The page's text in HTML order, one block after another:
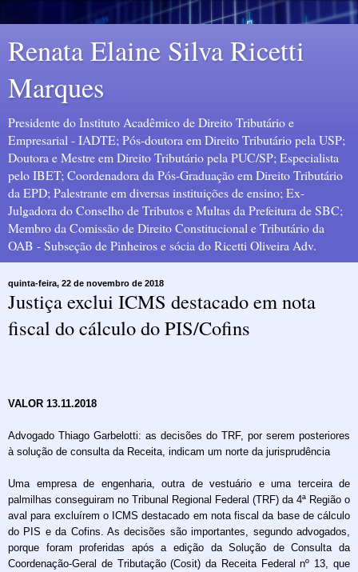
Renata Elaine Silva Ricetti
Marques
Presidente do Instituto Acadêmico de Direito Tributário e
Empresarial - IADTE; Pós-doutora em Direito Tributário pela USP;
Doutora e Mestre em Direito Tributário pela PUC/SP; Especialista
pelo IBET; Coordenadora da Pós-Graduação em Direito Tributário
da EPD; Palestrante em diversas instituições de ensino; Ex-
Julgadora do Conselho de Tributos e Multas da Prefeitura de SBC;
Membro da Comissão de Direito Constitucional e Tributário da
OAB - Subseção de Pinheiros e sócia do Ricetti Oliveira Adv.
quinta-feira, 22 de novembro de 2018
Justiça exclui ICMS destacado em nota
fiscal do cálculo do PIS/Cofins
VALOR 13.11.2018
Advogado Thiago Garbelotti: as decisões do TRF, por serem posteriores
à solução de consulta da Receita, indicam um norte da jurisprudência
Uma empresa de engenharia, outra de vestuário e uma terceira de
palmilhas conseguiram no Tribunal Regional Federal (TRF) da 4ª Região o
aval para excluírem o ICMS destacado em nota fiscal da base de cálculo
do PIS e da Cofins. As decisões são importantes, segundo advogados,
porque foram proferidas após a edição da Solução de Consulta da
Coordenação-Geral de Tributação (Cosit) da Receita Federal nº 13, que